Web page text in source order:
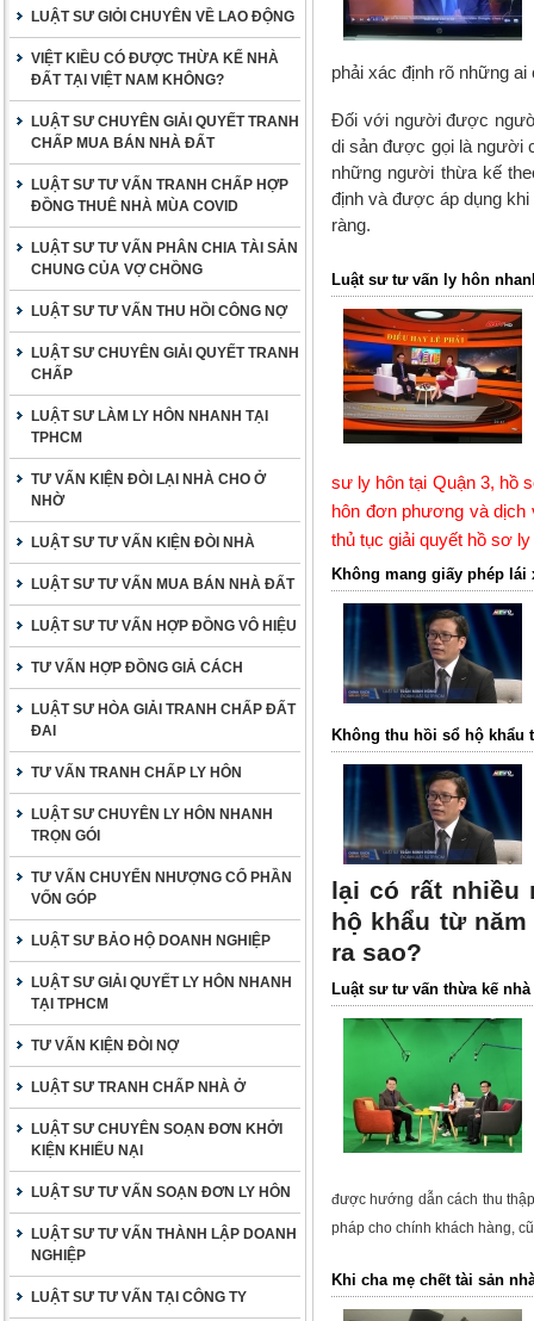
LUẬT SƯ GIỎI CHUYÊN VỀ LAO ĐỘNG
VIỆT KIỀU CÓ ĐƯỢC THỪA KẾ NHÀ
ĐẤT TẠI VIỆT NAM KHÔNG?
LUẬT SƯ CHUYÊN GIẢI QUYẾT TRANH
CHẤP MUA BÁN NHÀ ĐẤT
LUẬT SƯ TƯ VẤN TRANH CHẤP HỢP
ĐỒNG THUÊ NHÀ MÙA COVID
LUẬT SƯ TƯ VẤN PHÂN CHIA TÀI SẢN
CHUNG CỦA VỢ CHỒNG
LUẬT SƯ TƯ VẤN THU HỒI CÔNG NỢ
LUẬT SƯ CHUYÊN GIẢI QUYẾT TRANH
CHẤP
LUẬT SƯ LÀM LY HÔN NHANH TẠI
TPHCM
TƯ VẤN KIỆN ĐÒI LẠI NHÀ CHO Ở
NHỜ
LUẬT SƯ TƯ VẤN KIỆN ĐÒI NHÀ
LUẬT SƯ TƯ VẤN MUA BÁN NHÀ ĐẤT
LUẬT SƯ TƯ VẤN HỢP ĐỒNG VÔ HIỆU
TƯ VẤN HỢP ĐỒNG GIẢ CÁCH
LUẬT SƯ HÒA GIẢI TRANH CHẤP ĐẤT
ĐAI
TƯ VẤN TRANH CHẤP LY HÔN
LUẬT SƯ CHUYÊN LY HÔN NHANH
TRỌN GÓI
TƯ VẤN CHUYỂN NHƯỢNG CỔ PHẦN
VỐN GÓP
LUẬT SƯ BẢO HỘ DOANH NGHIỆP
LUẬT SƯ GIẢI QUYẾT LY HÔN NHANH
TẠI TPHCM
TƯ VẤN KIỆN ĐÒI NỢ
LUẬT SƯ TRANH CHẤP NHÀ Ở
LUẬT SƯ CHUYÊN SOẠN ĐƠN KHỞI
KIỆN KHIẾU NẠI
LUẬT SƯ TƯ VẤN SOẠN ĐƠN LY HÔN
LUẬT SƯ TƯ VẤN THÀNH LẬP DOANH
NGHIỆP
LUẬT SƯ TƯ VẤN TẠI CÔNG TY
phải xác định rõ những
Đối với người được
di sản được gọi là người
những người thừa kế
định và được áp dụng
ràng.
Luật sư tư vấn ly hôn
sư ly hôn tại Quận 3, hồ
hôn đơn phương và dịch
thủ tục giải quyết hồ sơ ly
Không mang giấy phép
Không thu hồi sổ hộ khẩu
lại có rất nhiều
hộ khẩu từ
ra sao?
Luật sư tư vấn thừa kế
được hướng dẫn cách thu
pháp cho chính khách hàng,
Khi cha mẹ chết tài sản